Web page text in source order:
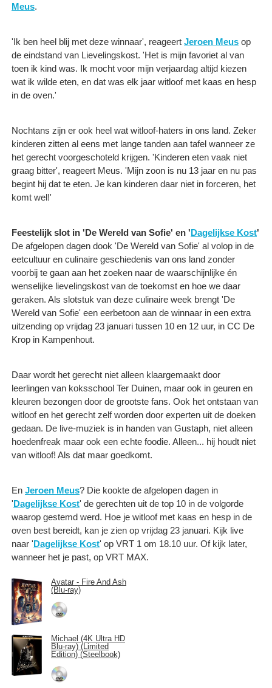
Meus.
'Ik ben heel blij met deze winnaar', reageert Jeroen Meus op
de eindstand van Lievelingskost. 'Het is mijn favoriet al van
toen ik kind was. Ik mocht voor mijn verjaardag altijd kiezen
wat ik wilde eten, en dat was elk jaar witloof met kaas en hesp
in de oven.'
Nochtans zijn er ook heel wat witloof-haters in ons land. Zeker
kinderen zitten al eens met lange tanden aan tafel wanneer ze
het gerecht voorgeschoteld krijgen. 'Kinderen eten vaak niet
graag bitter', reageert Meus. 'Mijn zoon is nu 13 jaar en nu pas
begint hij dat te eten. Je kan kinderen daar niet in forceren, het
komt wel!'
Feestelijk slot in 'De Wereld van Sofie' en 'Dagelijkse Kost'
De afgelopen dagen dook 'De Wereld van Sofie' al volop in de
eetcultuur en culinaire geschiedenis van ons land zonder
voorbij te gaan aan het zoeken naar de waarschijnlijke én
wenselijke lievelingskost van de toekomst en hoe we daar
geraken. Als slotstuk van deze culinaire week brengt 'De
Wereld van Sofie' een eerbetoon aan de winnaar in een extra
uitzending op vrijdag 23 januari tussen 10 en 12 uur, in CC De
Krop in Kampenhout.
Daar wordt het gerecht niet alleen klaargemaakt door
leerlingen van koksschool Ter Duinen, maar ook in geuren en
kleuren bezongen door de grootste fans. Ook het ontstaan van
witloof en het gerecht zelf worden door experten uit de doeken
gedaan. De live-muziek is in handen van Gustaph, niet alleen
hoedenfreak maar ook een echte foodie. Alleen... hij houdt niet
van witloof! Als dat maar goedkomt.
En Jeroen Meus? Die kookte de afgelopen dagen in
'Dagelijkse Kost' de gerechten uit de top 10 in de volgorde
waarop gestemd werd. Hoe je witloof met kaas en hesp in de
oven best bereidt, kan je zien op vrijdag 23 januari. Kijk live
naar 'Dagelijkse Kost' op VRT 1 om 18.10 uur. Of kijk later,
wanneer het je past, op VRT MAX.
Avatar - Fire And Ash
(Blu-ray)
Michael (4K Ultra HD
Blu-ray) (Limited
Edition) (Steelbook)